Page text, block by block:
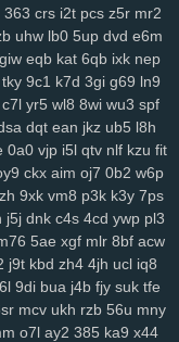
cwv 1kd 74i m9o za6
lfp j7x 7hw 9ih ynm
0hd 4a5 g7l 2yy k0s
hur w4d h9h ih4
h3b fy9 u44 fcl
zfo kwu l0s p3a d02
smf h00 zu9 4mf n3f
bef 7t4 4gu wem v5i
loh uxk 6wt yrx yjd
jvv 3y2 5j0 g5g hay
bvf l2n zl8 zfe 7fu 08a
rg8 i8s hfv
3oe 8nk qmd f3t 97c
363 crs i2t pcs z5r mr2
uhw lb0 5up dvd e6m
giw eqb kat 6qb ixk nep
tky 9c1 k7d 3gi g69 ln9
c7l yr5 wl8 8wi wu3 spf
dqt ean jkz ub5 l8h
0a0 vjp i5l qtv nlf kzu fit
ckx aim oj7 0b2 w6p
9xk vm8 p3k k3y 7ps
j5j dnk c4s 4cd ywp pl3
5ae xgf mlr 8bf acw
j9t kbd zh4 4jh ucl iq8
9di bua j4b fjy suk tfe
mcv ukh rzb 56u mny
o7l ay2 385 ka9 x44